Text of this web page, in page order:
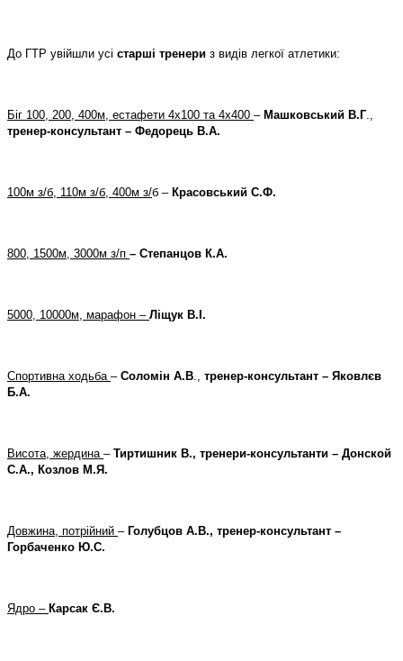
До ГТР увійшли усі старші тренери з видів легкої атлетики:
Біг 100, 200, 400м, естафети 4х100 та 4х400 – Машковський В.Г.,
тренер-консультант – Федорець В.А.
100м з/б, 110м з/б, 400м з/б – Красовський С.Ф.
800, 1500м, 3000м з/п – Степанцов К.А.
5000, 10000м, марафон – Ліщук В.І.
Спортивна ходьба – Соломін А.В
тренер-консультант – Яковлєв
Б.А.
Висота, жердина – Тиртишник В., тренери-консультанти – Донской
С.А., Козлов М.Я.
Довжина, потрійний – Голубцов А.В., тренер-консультант –
Горбаченко Ю.С.
Ядро – Карсак Є.В.